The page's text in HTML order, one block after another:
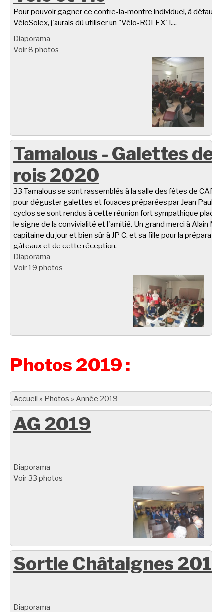
Pour pouvoir gagner ce contre-la-montre individuel, à défaut
VéloSolex, j'aurais dû utiliser un "Vélo-ROLEX" !....
Diaporama
Voir 8 photos
Tamalous - Galettes
rois 2020
33 Tamalous se sont rassemblés à la salle des fêtes de
pour déguster galettes et fouaces préparées par Jean Paul C.
cyclos se sont rendus à cette réunion fort sympathique
le signe de la convivialité et l'amitié. Un grand merci à Alain M.
capitaine du jour et bien sûr à JP C. et sa fille pour la
gâteaux et de cette réception.
Diaporama
Voir 19 photos
Photos 2019 :
Accueil » Photos » Année 2019
AG 2019
Diaporama
Voir 33 photos
Sortie Châtaignes
Diaporama